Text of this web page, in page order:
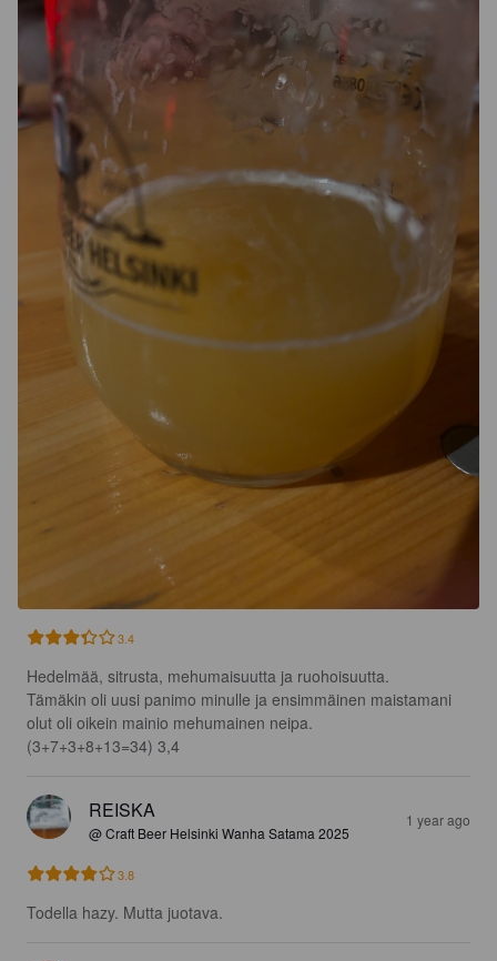
3.4
Hedelmää, sitrusta, mehumaisuutta ja ruohoisuutta.
Tämäkin oli uusi panimo minulle ja ensimmäinen maistamani
olut oli oikein mainio mehumainen neipa.
(3+7+3+8+13=34) 3,4
REISKA
@ Craft Beer Helsinki Wanha Satama 2025
1 year ago
3.8
Todella hazy. Mutta juotava.